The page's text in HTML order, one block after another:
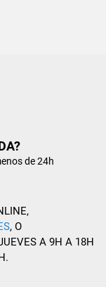
de 24h
, O
A 9H A 18H